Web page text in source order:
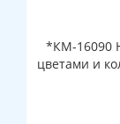
*КМ-16090
цветами и